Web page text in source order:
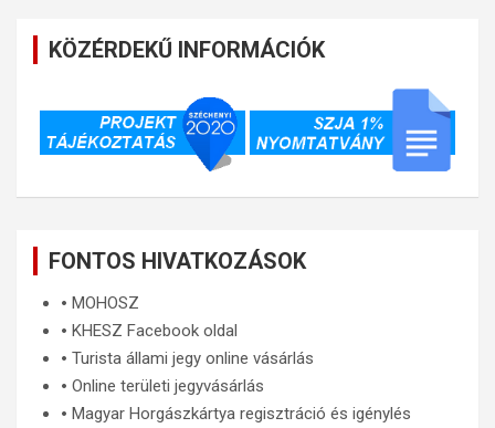
KÖZÉRDEKŰ INFORMÁCIÓK
FONTOS HIVATKOZÁSOK
🞄 MOHOSZ
🞄 KHESZ Facebook oldal
🞄 Turista állami jegy online vásárlás
🞄 Online területi jegyvásárlás
🞄 Magyar Horgászkártya regisztráció és igénylés